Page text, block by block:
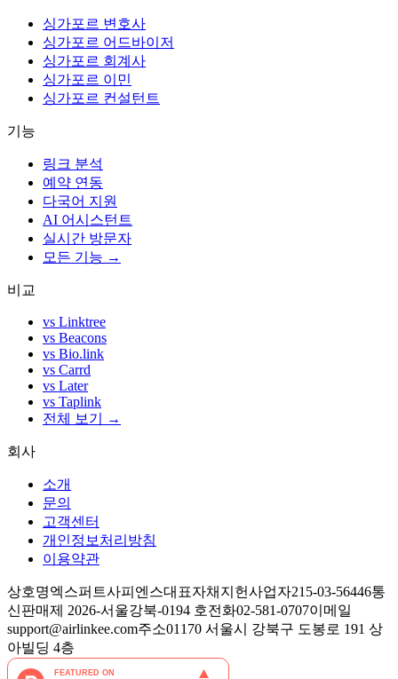
싱가포르 변호사
싱가포르 어드바이저
싱가포르 회계사
싱가포르 이민
싱가포르 컨설턴트
기능
링크 분석
예약 연동
다국어 지원
AI 어시스턴트
실시간 방문자
모든 기능 →
비교
vs Linktree
vs Beacons
vs Bio.link
vs Carrd
vs Later
vs Taplink
전체 보기 →
회사
소개
문의
고객센터
개인정보처리방침
이용약관
상호명엑스퍼트사피엔스대표자채지헌사업자215-03-56446통
신판매제 2026-서울강북-0194 호전화02-581-0707이메일
support@airlinkee.com주소01170 서울시 강북구 도봉로 191 상
아빌딩 4층